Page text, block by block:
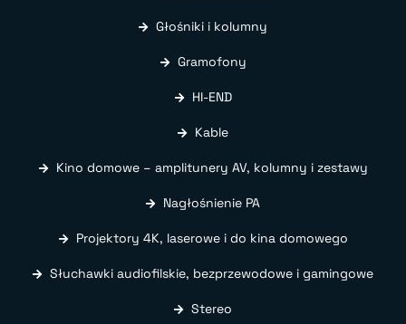
Głośniki i kolumny
Gramofony
HI-END
Kable
Kino domowe – amplitunery AV, kolumny i zestawy
Nagłośnienie PA
Projektory 4K, laserowe i do kina domowego
Słuchawki audiofilskie, bezprzewodowe i gamingowe
Stereo